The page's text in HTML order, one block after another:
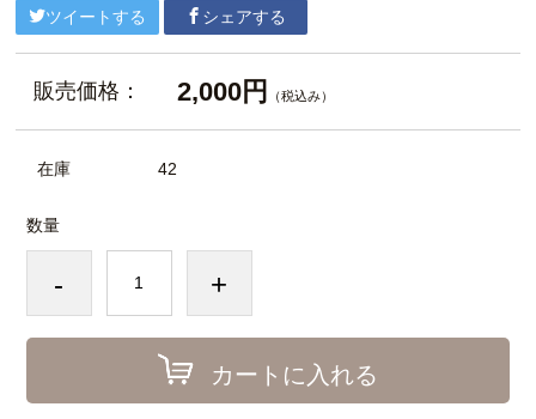
ツイートする シェアする
販売価格： 2,000円 （税込み）
在庫 42
数量
- +
カートに入れる